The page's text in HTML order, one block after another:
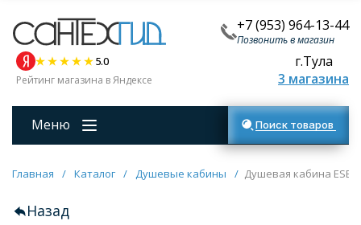
+7 (953) 964-13-44
Позвонить в магазин
5.0
Рейтинг магазина в Яндексе
г.Тула
3 магазина
Меню Поиск товаров
Главная / Каталог / Душевые кабины / Душевая кабина
Назад